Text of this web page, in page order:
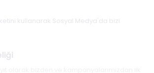
kullanarak Sosyal Medya'da bizi